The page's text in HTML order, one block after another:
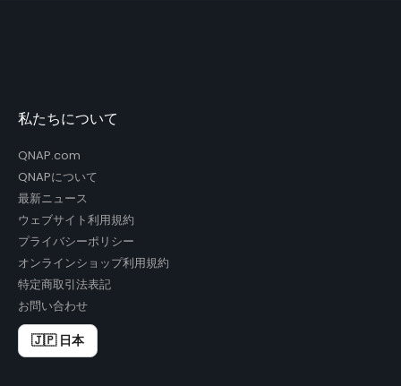
私たちについて
QNAP.com
QNAPについて
最新ニュース
ウェブサイト利用規約
プライバシーポリシー
オンラインショップ利用規約
特定商取引法表記
お問い合わせ
🇯🇵 日本